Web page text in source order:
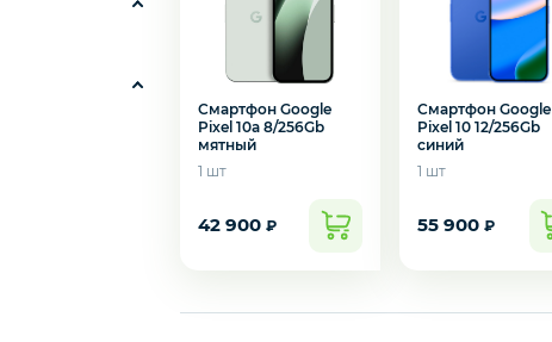
Смартфон Google
Pixel 10a 8/256Gb
мятный
1 шт
42 900 ₽
Смартфон Google
Pixel 10 12/256Gb
синий
1 шт
55 900 ₽